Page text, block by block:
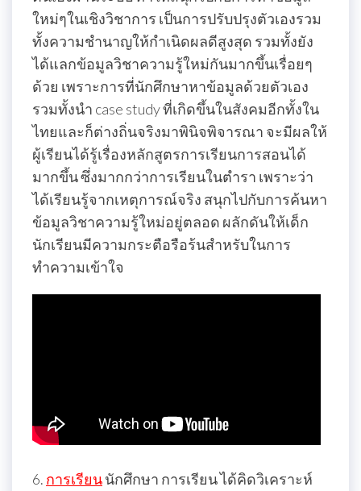
ใหม่ๆในเชิงวิชาการ เป็นการปรับปรุงตัวเองรวม
ทั้งความชำนาญให้กำเนิดผลดีสูงสุด รวมทั้งยัง
ได้แลกข้อมูลวิชาความรู้ใหม่กันมากขึ้นเรื่อยๆ
ด้วย เพราะการที่นักศึกษาหาข้อมูลด้วยตัวเอง
รวมทั้งนำ case study ที่เกิดขึ้นในสังคมอีกทั้งใน
ไทยและก็ต่างถิ่นจริงมาพินิจพิจารณา จะมีผลให้
ผู้เรียนได้รู้เรื่องหลักสูตรการเรียนการสอนได้
มากขึ้น ซึ่งมากกว่าการเรียนในตำรา เพราะว่า
ได้เรียนรู้จากเหตุการณ์จริง สนุกไปกับการค้นหา
ข้อมูลวิชาความรู้ใหม่อยู่ตลอด ผลักดันให้เด็ก
นักเรียนมีความกระตือรือร้นสำหรับในการ
ทำความเข้าใจ
6. การเรียนนักศึกษา การเรียน ได้คิดวิเคราะห์